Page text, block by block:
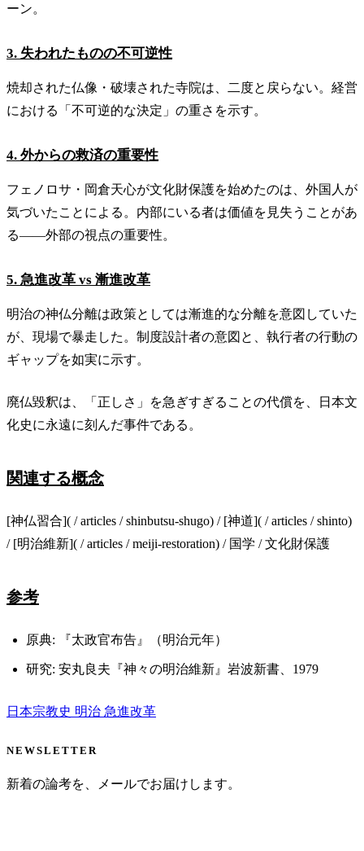
ーン。
3. 失われたものの不可逆性
焼却された仏像・破壊された寺院は、二度と戻らない。経営
における「不可逆的な決定」の重さを示す。
4. 外からの救済の重要性
フェノロサ・岡倉天心が文化財保護を始めたのは、外国人が
気づいたことによる。内部にいる者は価値を見失うことがあ
る——外部の視点の重要性。
5. 急進改革 vs 漸進改革
明治の神仏分離は政策としては漸進的な分離を意図していた
が、現場で暴走した。制度設計者の意図と、執行者の行動の
ギャップを如実に示す。
廃仏毀釈は、「正しさ」を急ぎすぎることの代償を、日本文
化史に永遠に刻んだ事件である。
関連する概念
[神仏習合]( / articles / shinbutsu-shugo) / [神道]( / articles / shinto)
/ [明治維新]( / articles / meiji-restoration) / 国学 / 文化財保護
参考
原典: 『太政官布告』（明治元年）
研究: 安丸良夫『神々の明治維新』岩波新書、1979
日本宗教史 明治 急進改革
NEWSLETTER
新着の論考を、メールでお届けします。